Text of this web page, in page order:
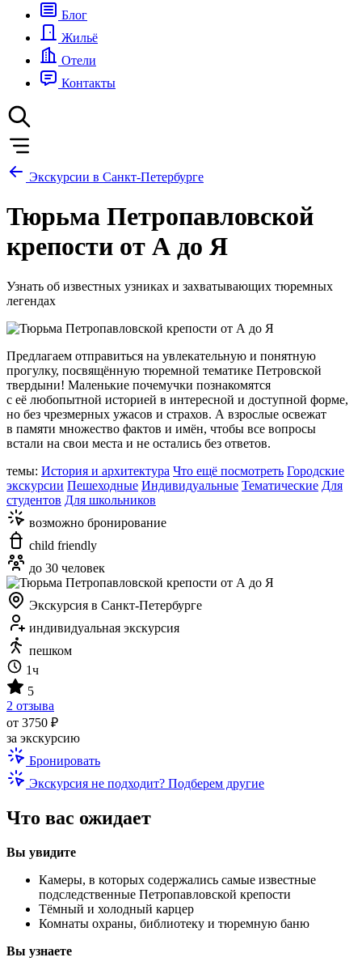
Блог
Жильё
Отели
Контакты
Экскурсии в Санкт-Петербурге
Тюрьма Петропавловской
крепости от А до Я
Узнать об известных узниках и захватывающих тюремных
легендах
Предлагаем отправиться на увлекательную и понятную
прогулку, посвящённую тюремной тематике Петровской
твердыни! Маленькие почемучки познакомятся
с её любопытной историей в интересной и доступной форме,
но без чрезмерных ужасов и страхов. А взрослые освежат
в памяти множество фактов и имён, чтобы все вопросы
встали на свои места и не остались без ответов.
темы: История и архитектура Что ещё посмотреть Городские
экскурсии Пешеходные Индивидуальные Тематические Для
студентов Для школьников
возможно бронирование
child friendly
до 30 человек
Экскурсия в Санкт-Петербурге
индивидуальная экскурсия
пешком
1ч
5
2 отзыва
от 3750 ₽
за экскурсию
Бронировать
Экскурсия не подходит? Подберем другие
Что вас ожидает
Вы увидите
Камеры, в которых содержались самые известные
подследственные Петропавловской крепости
Тёмный и холодный карцер
Комнаты охраны, библиотеку и тюремную баню
Вы узнаете